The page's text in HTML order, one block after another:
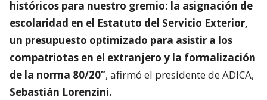
históricos para nuestro gremio: la asignación de
escolaridad en el Estatuto del Servicio Exterior,
un presupuesto optimizado para asistir a los
compatriotas en el extranjero y la formalización
de la norma 80/20”, afirmó el presidente de ADICA,
Sebastián Lorenzini.